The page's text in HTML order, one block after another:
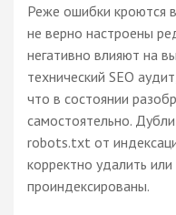
Реже ошибки кроются
не верно настроены
негативно влияют на
технический SEO
что в состоянии
самостоятельно.
robots.txt от
корректно удалить
проиндексированы.